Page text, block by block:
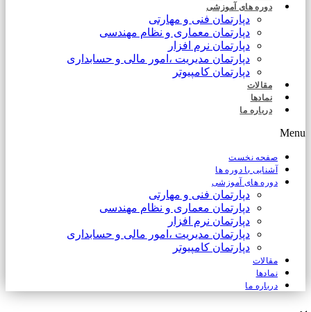
دوره های آموزشی
دپارتمان فنی و مهارتی
دپارتمان معماری و نظام مهندسی
دپارتمان نرم افزار
دپارتمان مدیریت ،امور مالی و حسابداری
دپارتمان کامپیوتر
مقالات
نمادها
درباره ما
Menu
صفحه نخست
آشنایی با دوره ها
دوره های آموزشی
دپارتمان فنی و مهارتی
دپارتمان معماری و نظام مهندسی
دپارتمان نرم افزار
دپارتمان مدیریت ،امور مالی و حسابداری
دپارتمان کامپیوتر
مقالات
نمادها
درباره ما